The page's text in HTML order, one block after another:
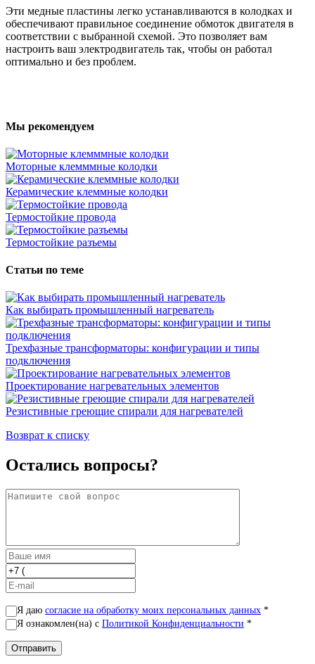
Эти медные пластины легко устанавливаются в колодках и
обеспечивают правильное соединение обмоток двигателя в
соответствии с выбранной схемой. Это позволяет вам
настроить ваш электродвигатель так, чтобы он работал
оптимально и без проблем.
Мы рекомендуем
Моторные клемммные колодки
Керамические клеммные колодки
Термостойкие провода
Термостойкие разъемы
Статьи по теме
Как выбирать промышленный нагреватель
Трехфазные трансформаторы: конфигурации и типы
подключения
Проектирование нагревательных элементов
Резистивные греющие спирали для нагревателей
Возврат к списку
Остались вопросы?
Я даю согласие на обработку моих персональных данных *
Я ознакомлен(на) с Политикой Конфиденциальности *